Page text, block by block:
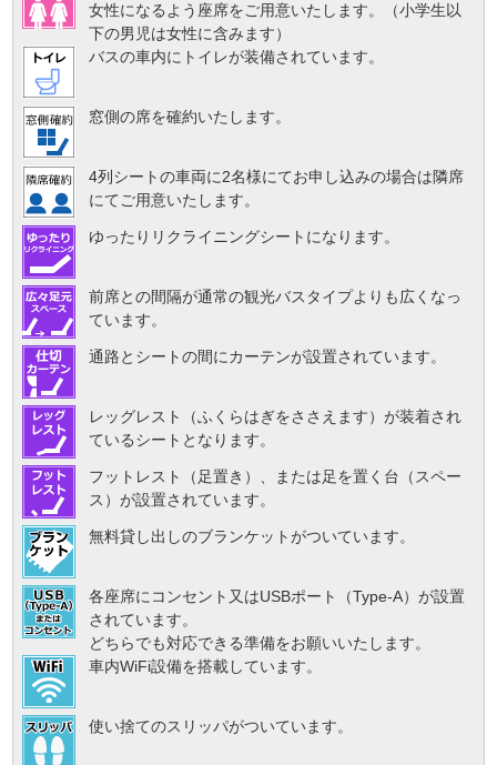
女性になるよう座席をご用意いたします。（小学生以
下の男児は女性に含みます）
バスの車内にトイレが装備されています。
窓側の席を確約いたします。
4列シートの車両に2名様にてお申し込みの場合は隣席
にてご用意いたします。
ゆったりリクライニングシートになります。
前席との間隔が通常の観光バスタイプよりも広くなっ
ています。
通路とシートの間にカーテンが設置されています。
レッグレスト（ふくらはぎをささえます）が装着され
ているシートとなります。
フットレスト（足置き）、または足を置く台（スペー
ス）が設置されています。
無料貸し出しのブランケットがついています。
各座席にコンセント又はUSBポート（Type-A）が設置
されています。
どちらでも対応できる準備をお願いいたします。
車内WiFi設備を搭載しています。
使い捨てのスリッパがついています。